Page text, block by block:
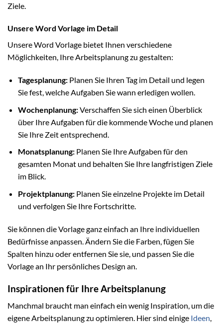
Ziele.
Unsere Word Vorlage im Detail
Unsere Word Vorlage bietet Ihnen verschiedene
Möglichkeiten, Ihre Arbeitsplanung zu gestalten:
Tagesplanung:Planen Sie Ihren Tag im Detail und legen
Sie fest, welche Aufgaben Sie wann erledigen wollen.
Wochenplanung:Verschaffen Sie sich einen Überblick
über Ihre Aufgaben für die kommende Woche und planen
Sie Ihre Zeit entsprechend.
Monatsplanung:Planen Sie Ihre Aufgaben für den
gesamten Monat und behalten Sie Ihre langfristigen Ziele
im Blick.
Projektplanung:Planen Sie einzelne Projekte im Detail
und verfolgen Sie Ihre Fortschritte.
Sie können die Vorlage ganz einfach an Ihre individuellen
Bedürfnisse anpassen. Ändern Sie die Farben, fügen Sie
Spalten hinzu oder entfernen Sie sie, und passen Sie die
Vorlage an Ihr persönliches Design an.
Inspirationen für Ihre Arbeitsplanung
Manchmal braucht man einfach ein wenig Inspiration, um die
eigene Arbeitsplanung zu optimieren. Hier sind einige Ideen,